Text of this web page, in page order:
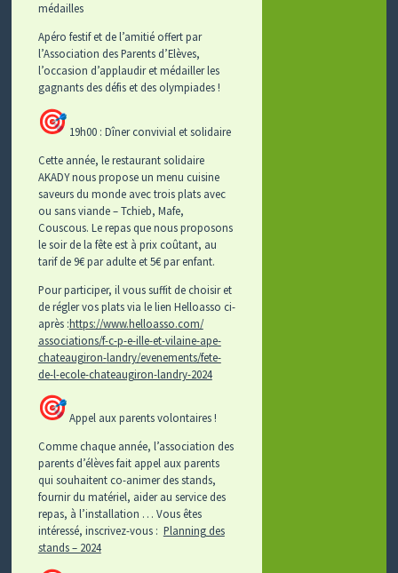
médailles
Apéro festif et de l’amitié offert par
l’Association des Parents d’Elèves,
l’occasion d’applaudir et médailler les
gagnants des défis et des olympiades !
19h00 : Dîner convivial et solidaire
Cette année, le restaurant solidaire
AKADY nous propose un menu cuisine
saveurs du monde avec trois plats avec
ou sans viande – Tchieb, Mafe,
Couscous. Le repas que nous proposons
le soir de la fête est à prix coûtant, au
tarif de 9€ par adulte et 5€ par enfant.
Pour participer, il vous suffit de choisir et
de régler vos plats via le lien Helloasso ci-
après :https://www.helloasso.com/
associations/f-c-p-e-ille-et-vilaine-ape-
chateaugiron-landry/evenements/fete-
de-l-ecole-chateaugiron-landry-2024
Appel aux parents volontaires !
Comme chaque année, l’association des
parents d’élèves fait appel aux parents
qui souhaitent co-animer des stands,
fournir du matériel, aider au service des
repas, à l’installation … Vous êtes
intéressé, inscrivez-vous : Planning des
stands – 2024